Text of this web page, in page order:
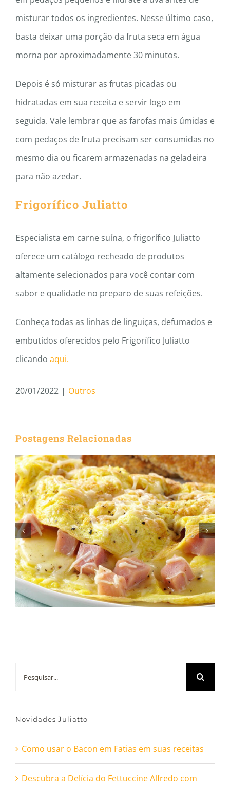
misturar todos os ingredientes. Nesse último caso,
basta deixar uma porção da fruta seca em água
morna por aproximadamente 30 minutos.
Depois é só misturar as frutas picadas ou
hidratadas em sua receita e servir logo em
seguida. Vale lembrar que as farofas mais úmidas e
com pedaços de fruta precisam ser consumidas no
mesmo dia ou ficarem armazenadas na geladeira
para não azedar.
Frigorífico Juliatto
Especialista em carne suína, o frigorífico Juliatto
oferece um catálogo recheado de produtos
altamente selecionados para você contar com
sabor e qualidade no preparo de suas refeições.
Conheça todas as linhas de linguiças, defumados e
embutidos oferecidos pelo Frigorífico Juliatto
clicando aqui.
20/01/2022 | Outros
Postagens Relacionadas
Sugestões Juliatto para o
Café da Manhã
Novidades Juliatto
Como usar o Bacon em Fatias em suas receitas
Descubra a Delícia do Fettuccine Alfredo com